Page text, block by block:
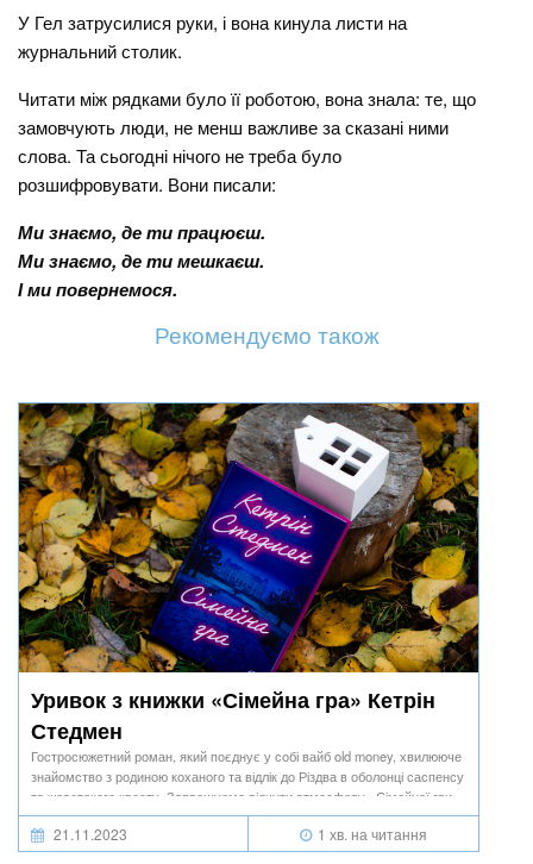
У Гел затрусилися руки, і вона кинула листи на
журнальний столик.
Читати між рядками було її роботою, вона знала: те, що
замовчують люди, не менш важливе за сказані ними
слова. Та сьогодні нічого не треба було
розшифровувати. Вони писали:
Ми знаємо, де ти працюєш.
Ми знаємо, де ти мешкаєш.
І ми повернемося.
Рекомендуємо також
Уривок з книжки «Сімейна гра» Кетрін
Стедмен
Гостросюжетний роман, який поєднує у собі вайб old money, хвилююче
знайомство з родиною коханого та відлік до Різдва в оболонці саспенсу
та жорстокого квесту. Запрошуємо відчути атмосферу «Сімейної гри».
21.11.2023 1 хв. на читання